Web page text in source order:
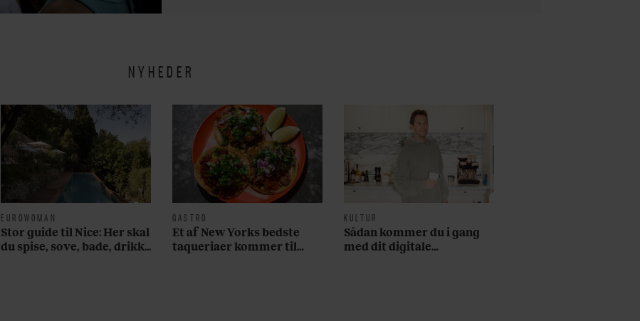
NYHEDER
EUROWOMAN
Stor guide til Nice: Her skal
du spise, sove, bade, drikke
GASTRO
Et af New Yorks bedste
taqueriaer kommer til
KULTUR
Sådan kommer du i gang
med dit digitale